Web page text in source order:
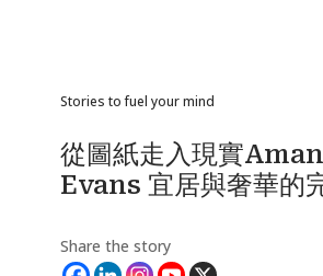
Stories to fuel your mind
從圖紙走入現實
Evans 宜居與奢華的
Share the story